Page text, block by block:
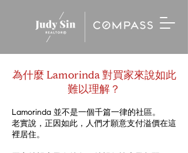
為什麼 Lamorinda 對買家來說如此
難以理解？
Lamorinda 並不是一個千篇一律的社區。
老實說，正因如此，人們才願意支付溢價在這
裡居住。